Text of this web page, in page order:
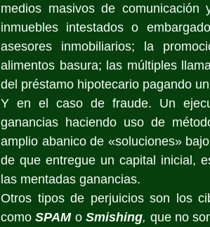
medios masivos de
inmuebles intestados o
asesores inmobiliarios; la
alimentos basura; las múltiples
del préstamo hipotecario pagando
Y en el caso de fraude. Un
ganancias haciendo uso de
amplio abanico de «soluciones»
de que entregue un capital inicial,
las mentadas ganancias.
Otros tipos de perjuicios son los
como SPAM o Smishing, que no